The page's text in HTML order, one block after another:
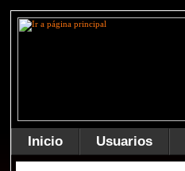
Inicio Usuarios